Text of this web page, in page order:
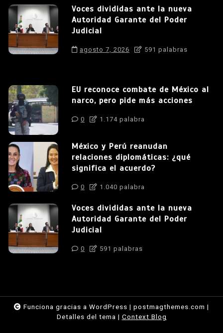
Voces divididas ante la nueva
Autoridad Garante del Poder
Judicial
agosto 7, 2026 591 palabras
EU reconoce combate de México al
narco, pero pide más acciones
0 1.174 palabra
México y Perú reanudan
relaciones diplomáticas: ¿qué
significa el acuerdo?
0 1.040 palabra
Voces divididas ante la nueva
Autoridad Garante del Poder
Judicial
0 591 palabras
Funciona gracias a WordPress | postmagthemes.com |
Detalles del tema | Context Blog